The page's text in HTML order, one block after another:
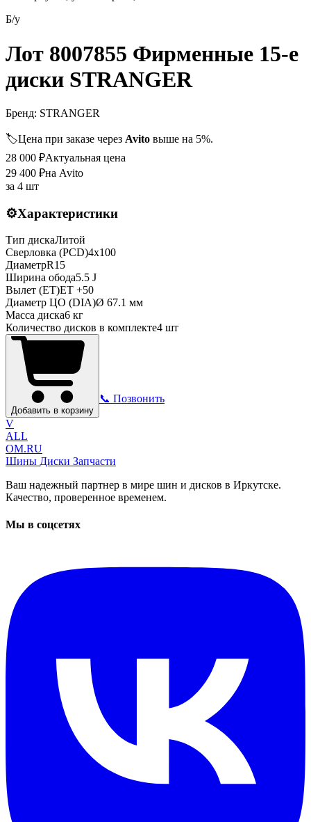
Б/у
Лот 8007855 Фирменные 15-е
диски STRANGER
Бренд: STRANGER
🏷️Цена при заказе через Avito выше на 5%.
28 000 ₽Актуальная цена
29 400 ₽на Avito
за 4 шт
⚙️Характеристики
Тип дискаЛитой
Сверловка (PCD)4x100
ДиаметрR15
Ширина обода5.5 J
Вылет (ET)ET +50
Диаметр ЦО (DIA)Ø 67.1 мм
Масса диска6 кг
Количество дисков в комплекте4 шт
Добавить в корзину
📞 Позвонить
V
ALL
OM.RU
Шины Диски Запчасти
Ваш надежный партнер в мире шин и дисков в Иркутске.
Качество, проверенное временем.
Мы в соцсетях